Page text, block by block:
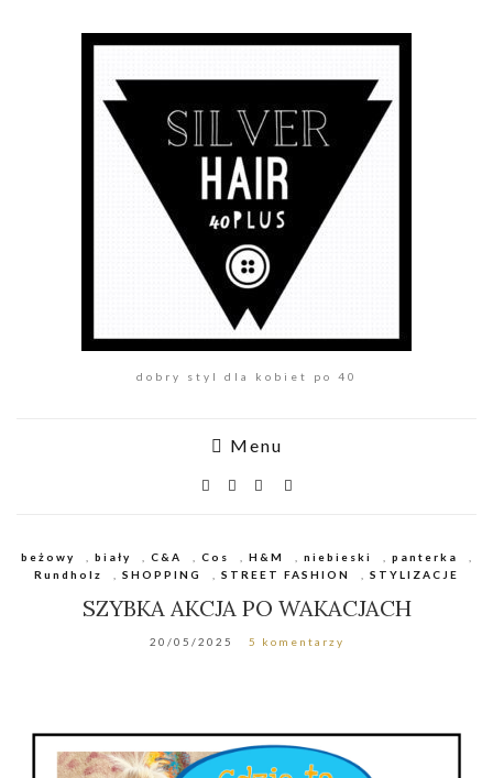
dobry styl dla kobiet po 40
Menu
beżowy biały C&A Cos H&M niebieski panterka
Rundholz
SHOPPING STREET FASHION STYLIZACJE
SZYBKA AKCJA PO WAKACJACH
20/05/2025 5 komentarzy